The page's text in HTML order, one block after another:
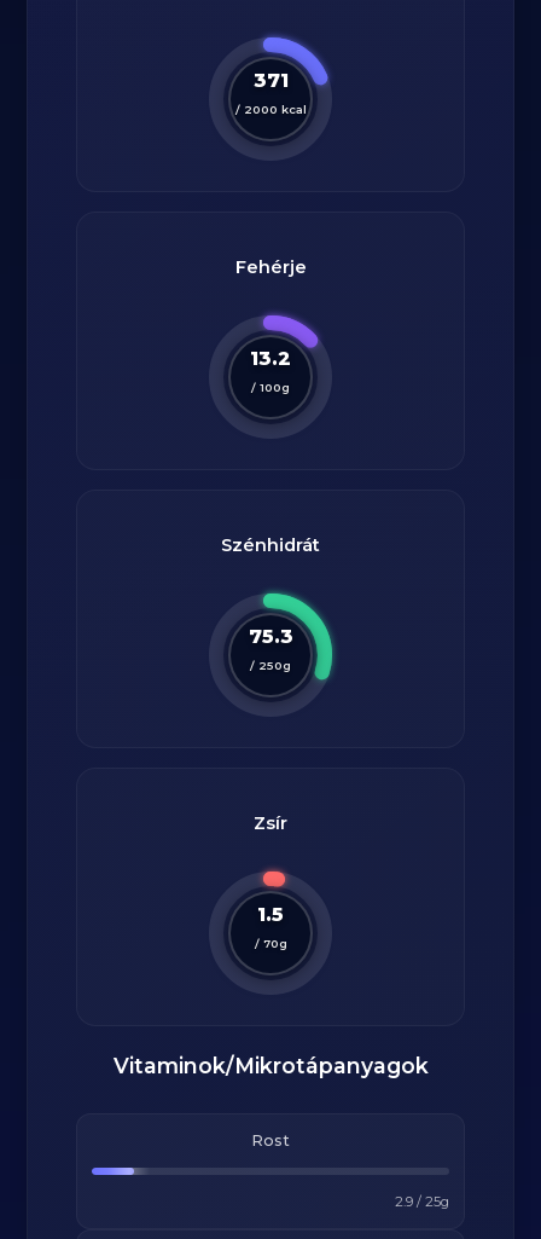
371
/ 2000 kcal
Fehérje
13.2
/ 100g
Szénhidrát
75.3
/ 250g
Zsír
1.5
/ 70g
Vitaminok/Mikrotápanyagok
Rost
2.9/ 25g